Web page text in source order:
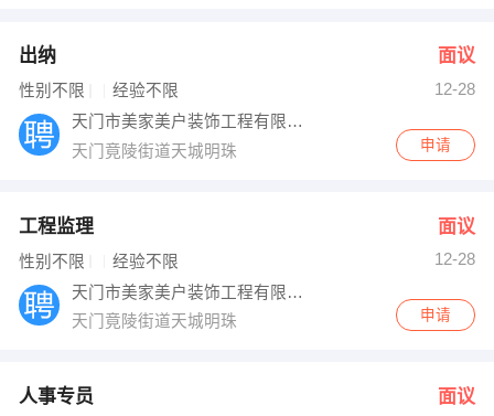
出纳 面议
性别不限 经验不限
12-28
天门市美家美户装饰工程有限公司
天门竟陵街道天城明珠
申请
工程监理 面议
性别不限 经验不限
12-28
天门市美家美户装饰工程有限公司
天门竟陵街道天城明珠
申请
人事专员 面议